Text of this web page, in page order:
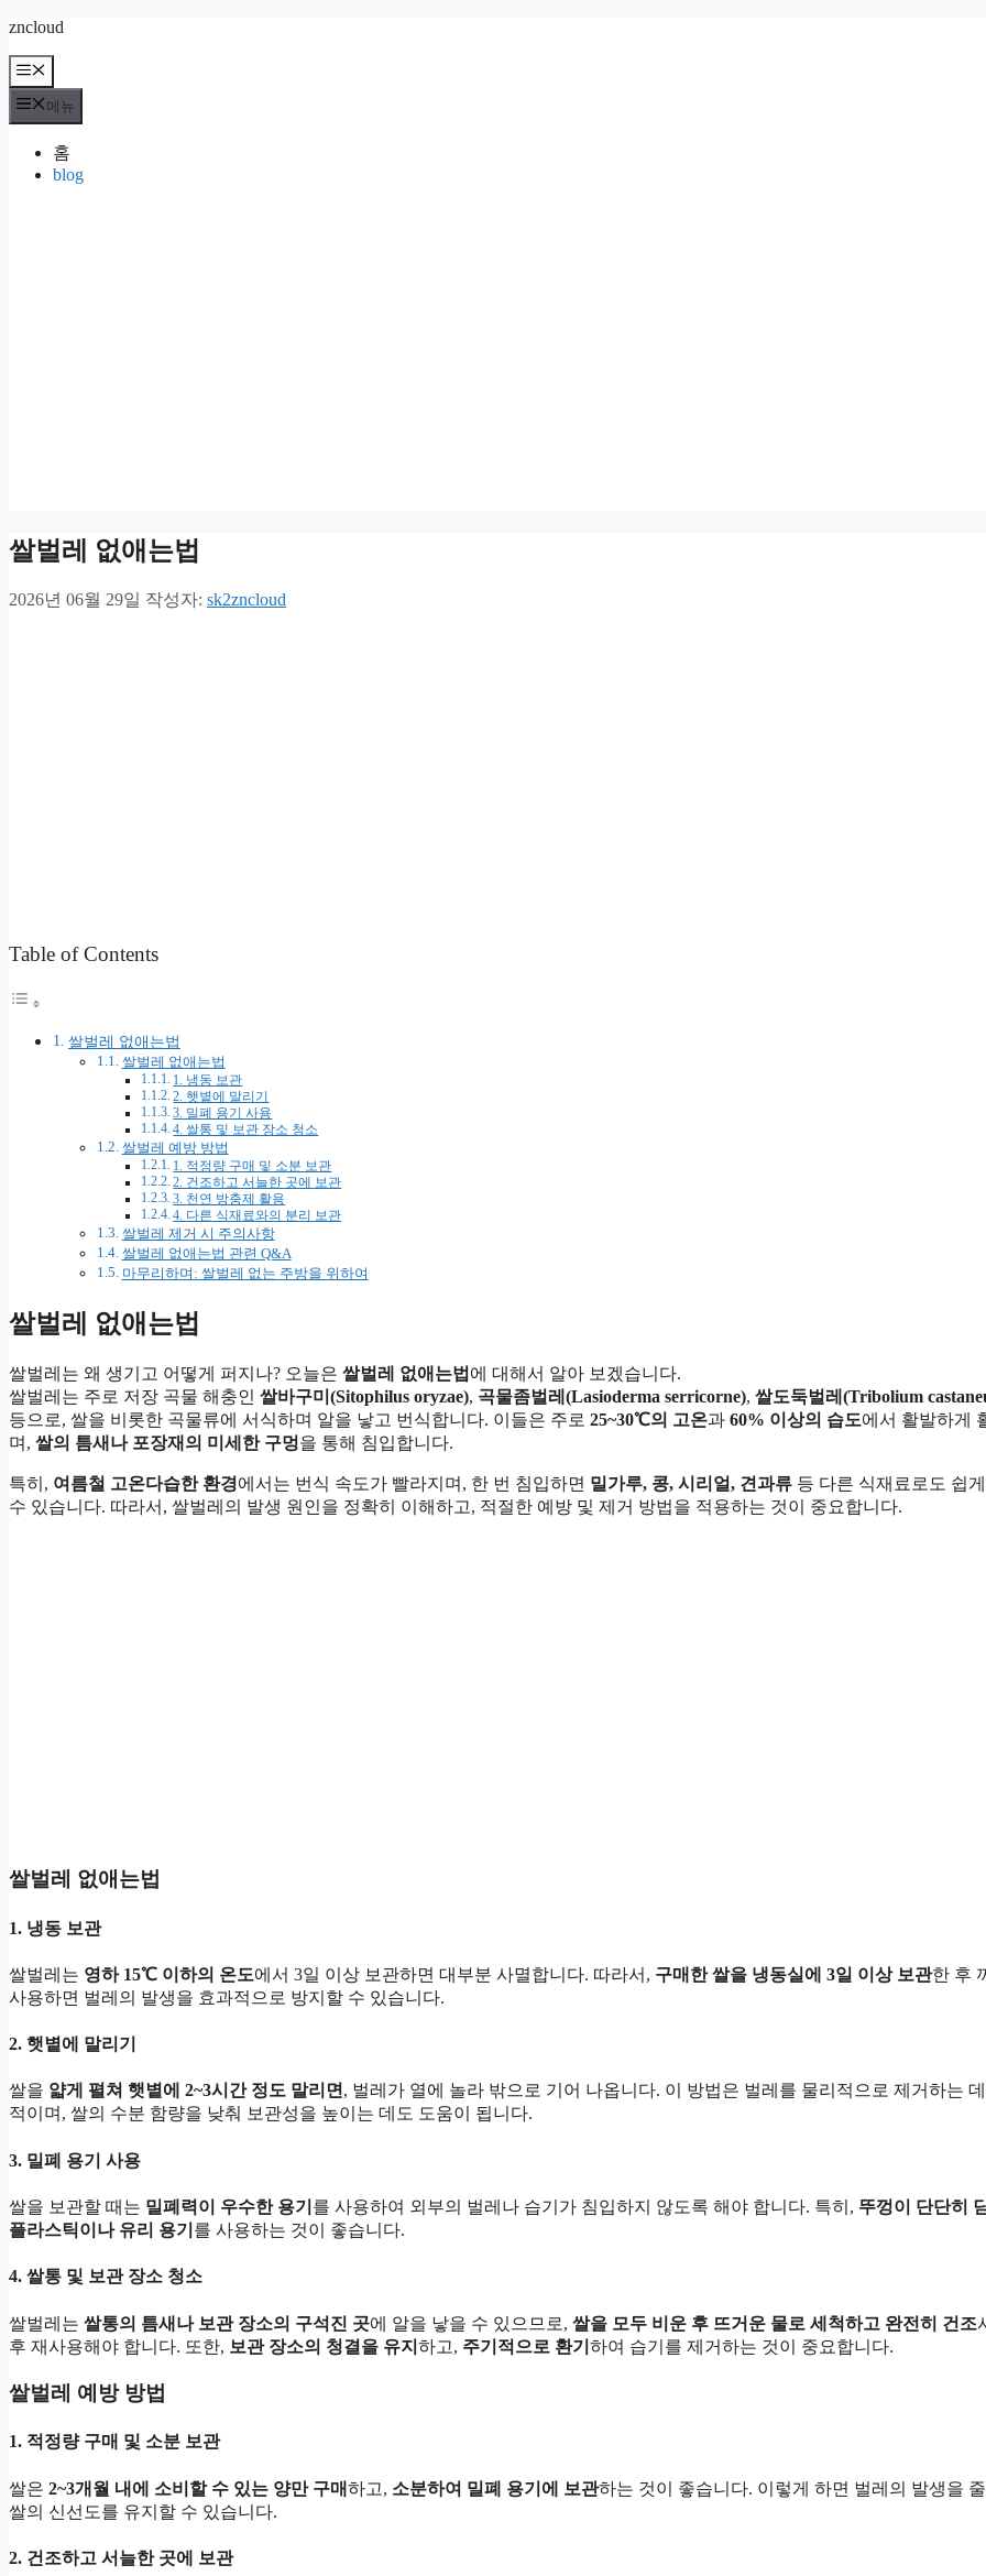
컨
츠
로
건
zncloud
메
뉴
메뉴
홈
blog
쌀벌레 없애는법
2026년 06월 29일 작성자: sk2zncloud
Table of Contents
쌀벌레 없애는법
쌀벌레 없애는법
1. 냉동 보관
2. 햇볕에 말리기
3. 밀폐 용기 사용
4. 쌀통 및 보관 장소 청소
쌀벌레 예방 방법
1. 적정량 구매 및 소분 보관
2. 건조하고 서늘한 곳에 보관
3. 천연 방충제 활용
4. 다른 식재료와의 분리 보관
쌀벌레 제거 시 주의사항
쌀벌레 없애는법 관련 Q&A
마무리하며: 쌀벌레 없는 주방을 위하여
쌀벌레 없애는법
쌀벌레는 왜 생기고 어떻게 퍼지나? 오늘은 쌀벌레 없애는법 에 대해서 알아 보겠습니다.
쌀벌레는 주로 저장 곡물 해충인 쌀바구미(Sitophilus oryzae), 곡물좀벌레(Lasioderma serricorne), 쌀도둑벌레(Tribolium
등으로, 쌀을 비롯한 곡물류에 서식하며 알을 낳고 번식합니다. 이들은 주로 25~30℃의 고온과 60% 이상의 습도에서 활발하게
며, 쌀의 틈새나 포장재의 미세한 구멍을 통해 침입합니다.
특히, 여름철 고온다습한 환경에서는 번식 속도가 빨라지며, 한 번 침입하면 밀가루, 콩, 시리얼, 견과류 등 다른 식재료로도 쉽
수 있습니다. 따라서, 쌀벌레의 발생 원인을 정확히 이해하고, 적절한 예방 및 제거 방법을 적용하는 것이 중요합니다.
쌀벌레 없애는법
1. 냉동 보관
쌀벌레는 영하 15℃ 이하의 온도에서 3일 이상 보관하면 대부분 사멸합니다. 따라서, 구매한 쌀을 냉동실에 3일 이상 보관한 후
사용하면 벌레의 발생을 효과적으로 방지할 수 있습니다.
2. 햇볕에 말리기
쌀을 얇게 펼쳐 햇볕에 2~3시간 정도 말리면, 벌레가 열에 놀라 밖으로 기어 나옵니다. 이 방법은 벌레를 물리적으로 제거하는
적이며, 쌀의 수분 함량을 낮춰 보관성을 높이는 데도 도움이 됩니다.
3. 밀폐 용기 사용
쌀을 보관할 때는 밀폐력이 우수한 용기 를 사용하여 외부의 벌레나 습기가 침입하지 않도록 해야 합니다. 특히, 뚜껑이 단단히
플라스틱이나 유리 용기 를 사용하는 것이 좋습니다.
4. 쌀통 및 보관 장소 청소
쌀벌레는 쌀통의 틈새나 보관 장소의 구석진 곳에 알을 낳을 수 있으므로, 쌀을 모두 비운 후 뜨거운 물로 세척하고 완전히 건조
후 재사용해야 합니다. 또한, 보관 장소의 청결을 유지 하고, 주기적으로 환기 하여 습기를 제거하는 것이 중요합니다.
쌀벌레 예방 방법
1. 적정량 구매 및 소분 보관
쌀은 2~3개월 내에 소비할 수 있는 양만 구매하고, 소분하여 밀폐 용기에 보관하는 것이 좋습니다. 이렇게 하면 벌레의 발생을
쌀의 신선도를 유지할 수 있습니다.
2. 건조하고 서늘한 곳에 보관